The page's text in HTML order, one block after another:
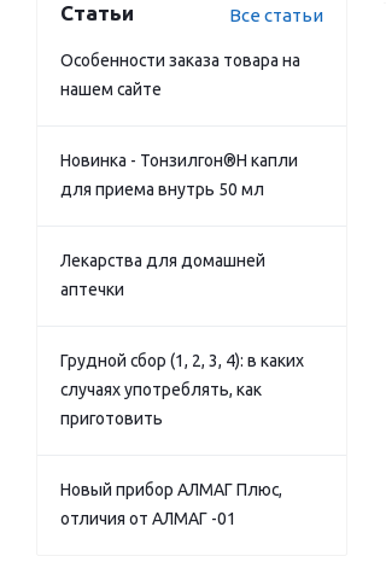
Статьи Все статьи
Особенности заказа товара на
нашем сайте
Новинка - Тонзилгон®Н капли
для приема внутрь 50 мл
Лекарства для домашней
аптечки
Грудной сбор (1, 2, 3, 4): в каких
случаях употреблять, как
приготовить
Новый прибор АЛМАГ Плюс,
отличия от АЛМАГ -01